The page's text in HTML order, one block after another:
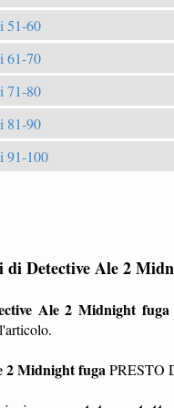
51-60
61-70
71-80
81-90
91-100
Detective Ale 2
Ale 2 Midnight fuga
Midnight fugaPRESTO